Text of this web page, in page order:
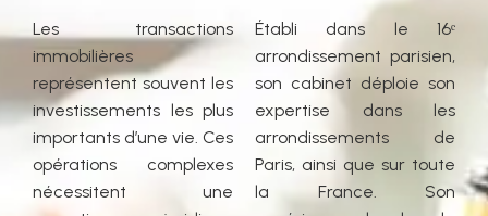
Les transactions
immobilières
représentent souvent les
investissements les plus
importants d’une vie. Ces
opérations complexes
nécessitent une
Établi dans le 16ᵉ
arrondissement parisien,
son cabinet déploie son
expertise dans les
arrondissements de
Paris, ainsi que sur toute
la France. Son